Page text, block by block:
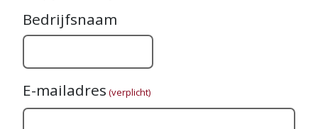
Bedrijfsnaam
E-mailadres (verplicht)